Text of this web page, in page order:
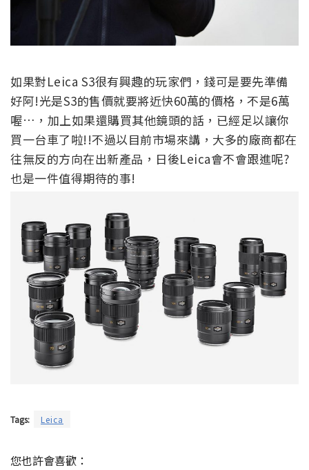
如果對Leica S3很有興趣的玩家們，錢可是要先準備
好阿!光是S3的售價就要將近快60萬的價格，不是6萬
喔…，加上如果還購買其他鏡頭的話，已經足以讓你
買一台車了啦!!不過以目前市場來講，大多的廠商都在
往無反的方向在出新產品，日後Leica會不會跟進呢?
也是一件值得期待的事!
Tags: Leica
您也許會喜歡：